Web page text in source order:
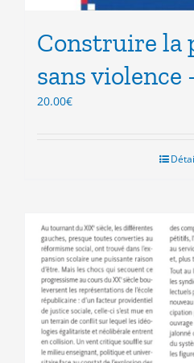
Construire la
sans violence
20.00€